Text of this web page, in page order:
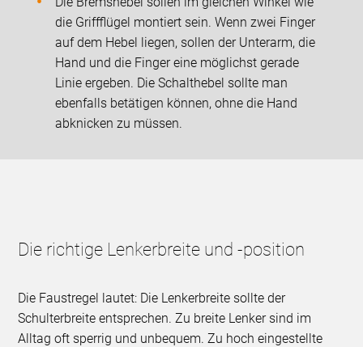
die Griffflügel montiert sein. Wenn zwei Finger
auf dem Hebel liegen, sollen der Unterarm, die
Hand und die Finger eine möglichst gerade
Linie ergeben. Die Schalthebel sollte man
ebenfalls betätigen können, ohne die Hand
abknicken zu müssen.
Die richtige Lenkerbreite und -position
Die Faustregel lautet: Die Lenkerbreite sollte der
Schulterbreite entsprechen. Zu breite Lenker sind im
Alltag oft sperrig und unbequem. Zu hoch eingestellte